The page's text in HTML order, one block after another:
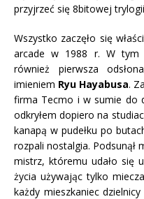
przyjrzeć się 8bitowej
Wszystko zaczęło się
arcade w 1988 r. W tym
również pierwsza
imieniem Ryu Hayabusa.
firma Tecmo i w sumie do
odkryłem dopiero na
kanapą w pudełku po
rozpali nostalgia. Podsunął
mistrz, któremu udało się
życia używając tylko
każdy mieszkaniec